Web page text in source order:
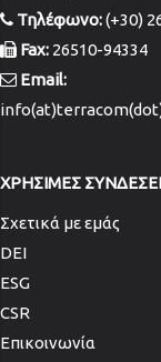
Τηλέφωνο:(+30)
Fax: 26510-94334
Email:
ΧΡΗΣΙΜΕΣ
Σχετικά με εμάς
DEI
ESG
CSR
Επικοινωνία